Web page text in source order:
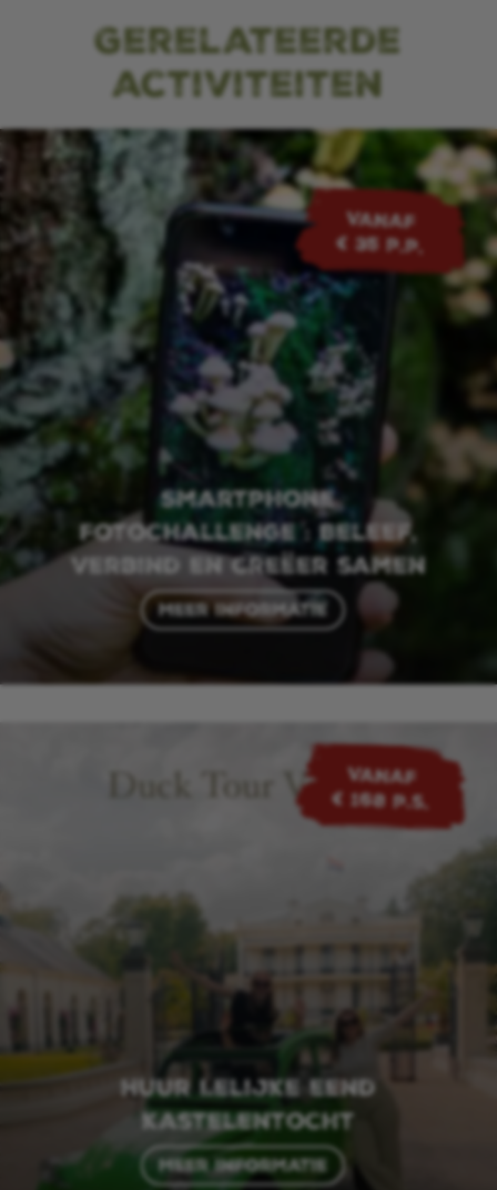
Gerelateerde
activiteiten
Smartphone
Fotochallenge : Beleef,
verbind en creëer samen
Meer informatie
VANAF
€ 35 p.p.
Huur Lelijke eend
kastelentocht
Meer informatie
VANAF
€ 168 p.s.